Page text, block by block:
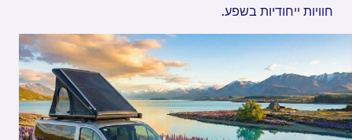
חוויות ייחודיות בשפע.